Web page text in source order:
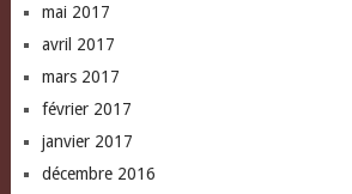
mai 2017
avril 2017
mars 2017
février 2017
janvier 2017
décembre 2016